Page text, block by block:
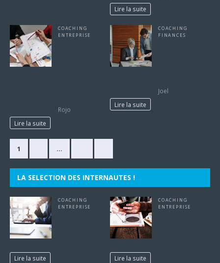
Lire la suite
COACHING
ENTREPRISE
Rojo
Lire la suite
COACHING
FINANCES
Joel
Lire la suite
1 …
LA SELECTION DES INTERNAUTES !
COACHING
ENTREPRISE
Lire la suite
COACHING
ENTREPRISE
Lire la suite